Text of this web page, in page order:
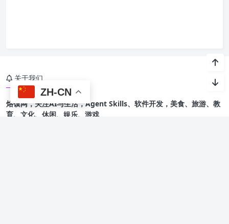
关于我们
烙馍网，关注AI与生活，Agent Skills、软件开发，美食、旅游、教
育、文化、休闲、娱乐、游戏
ZH-CN